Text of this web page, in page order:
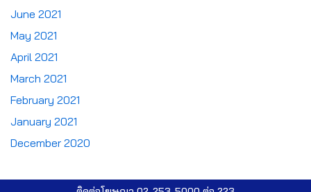
June 2021
May 2021
April 2021
March 2021
February 2021
January 2021
December 2020